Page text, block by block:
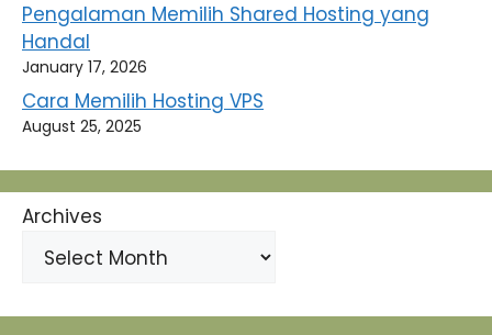
Pengalaman Memilih Shared Hosting yang
Handal
January 17, 2026
Cara Memilih Hosting VPS
August 25, 2025
Archives